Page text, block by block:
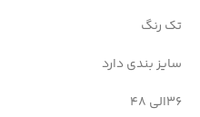
تک رنگ
سایز بندی دارد
۳۶الی ۴۸